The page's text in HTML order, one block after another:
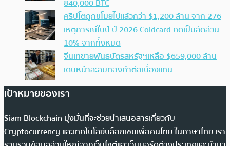
840,000 BTC
คริปโตถูกขโมยไปแล้วกว่า $1,200 ล้าน จาก 276
เหตุการณ์ในปี ปี 2026 Coldcard คิดเป็นสัดส่วน
10% จากทั้งหมด
จีนเทขายพันธบัตรสหรัฐฯเหลือ $659,000 ล้าน
เดินหน้าสะสมทองคำต่อเนื่องแทน
เป้าหมายของเรา
Siam Blockchain มุ่งมั่นที่จะช่วยนำเสนอสารเกี่ยวกับ
Cryptocurrency และเทคโนโลยีบล็อกเชนเพื่อคนไทย ในภาษาไทย เรา